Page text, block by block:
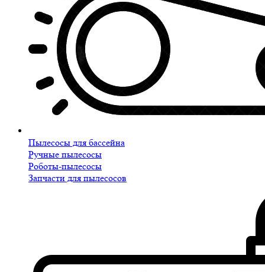
Пылесосы для бассейна
Ручные пылесосы
Роботы-пылесосы
Запчасти для пылесосов